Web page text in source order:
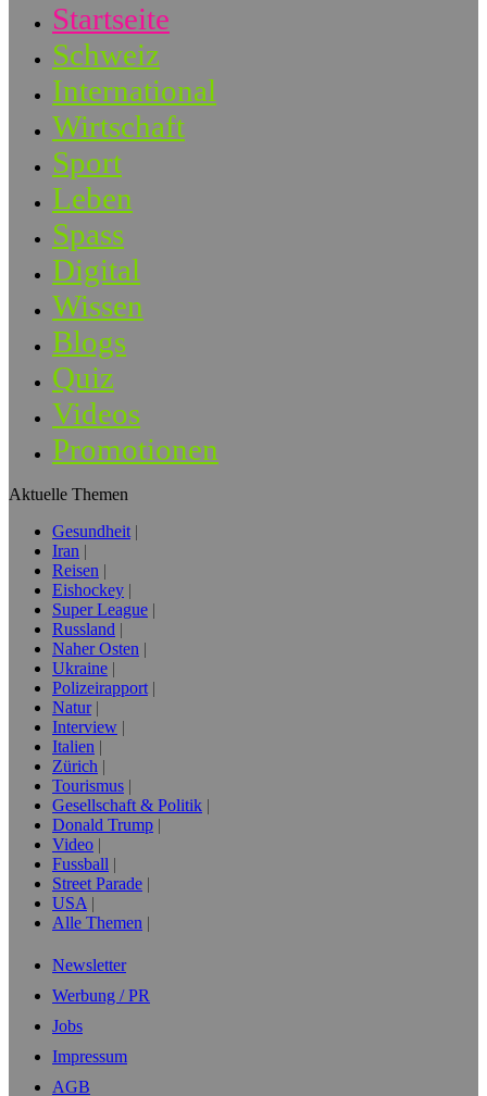
Startseite
Schweiz
International
Wirtschaft
Sport
Leben
Spass
Digital
Wissen
Blogs
Quiz
Videos
Promotionen
Aktuelle Themen
Gesundheit
Iran
Reisen
Eishockey
Super League
Russland
Naher Osten
Ukraine
Polizeirapport
Natur
Interview
Italien
Zürich
Tourismus
Gesellschaft & Politik
Donald Trump
Video
Fussball
Street Parade
USA
Alle Themen
Newsletter
Werbung / PR
Jobs
Impressum
AGB